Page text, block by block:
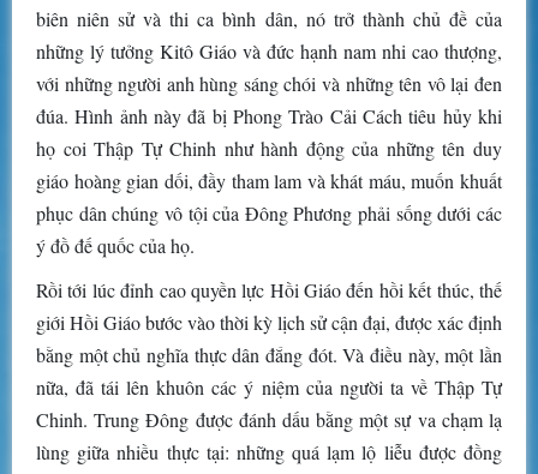
biên niên sử và thi ca bình dân, nó trở thành chủ đề của
những lý tưởng Kitô Giáo và đức hạnh nam nhi cao thượng,
với những người anh hùng sáng chói và những tên vô lại đen
đúa. Hình ảnh này đã bị Phong Trào Cải Cách tiêu hủy khi
họ coi Thập Tự Chinh như hành động của những tên duy
giáo hoàng gian dối, đầy tham lam và khát máu, muốn khuất
phục dân chúng vô tội của Đông Phương phải sống dưới các
ý đồ đế quốc của họ.
Rồi tới lúc đỉnh cao quyền lực Hồi Giáo đến hồi kết thúc, thế
giới Hồi Giáo bước vào thời kỳ lịch sử cận đại, được xác định
bằng một chủ nghĩa thực dân đắng đót. Và điều này, một lần
nữa, đã tái lên khuôn các ý niệm của người ta về Thập Tự
Chinh. Trung Đông được đánh dấu bằng một sự va chạm lạ
lùng giữa nhiều thực tại: những quá lạm lộ liễu được đồng